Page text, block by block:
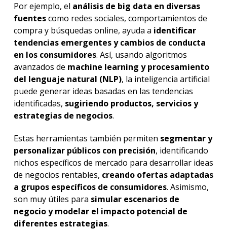
Por ejemplo, el análisis de big data en diversas
fuentescomo redes sociales, comportamientos de
compra y búsquedas online, ayuda a identificar
tendencias emergentes y cambios de conducta
en los consumidores. Así, usando algoritmos
avanzados de machine learning y procesamiento
del lenguaje natural (NLP), la inteligencia artificial
puede generar ideas basadas en las tendencias
identificadas, sugiriendo productos, servicios y
estrategias de negocios.
Estas herramientas también permiten segmentar y
personalizar públicos con precisión, identificando
nichos específicos de mercado para desarrollar ideas
de negocios rentables, creando ofertas adaptadas
a grupos específicos de consumidores. Asimismo,
son muy útiles para simular escenarios de
negocio y modelar el impacto potencial de
diferentes estrategias.